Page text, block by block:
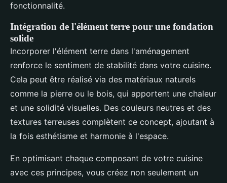
fonctionnalité.
Intégration de l'élément terre pour une fondation
solide
Incorporer l'élément terre dans l'aménagement
renforce le sentiment de stabilité dans votre cuisine.
Cela peut être réalisé via des matériaux naturels
comme la pierre ou le bois, qui apportent une chaleur
et une solidité visuelles. Des couleurs neutres et des
textures terreuses complètent ce concept, ajoutant à
la fois esthétisme et harmonie à l'espace.
En optimisant chaque composant de votre cuisine
avec ces principes, vous créez non seulement un